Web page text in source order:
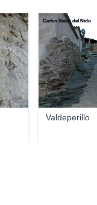
Valdeperillo
Carlos Sieiro del Nido